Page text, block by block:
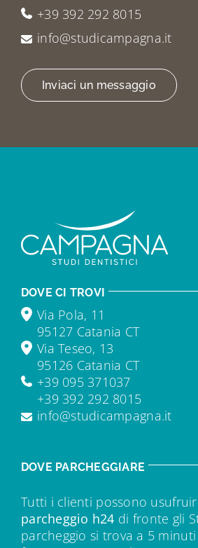
+39 392 292 8015
info@studicampagna.it
Inviaci un messaggio
DOVE CI TROVI
Via Pola, 11
95127 Catania CT
Via Teseo, 13
95126 Catania CT
+39 095 371037
+39 392 292 8015
info@studicampagna.it
DOVE PARCHEGGIARE
Tutti i clienti possono
parcheggio h24 di fronte gli
parcheggio si trova a 5